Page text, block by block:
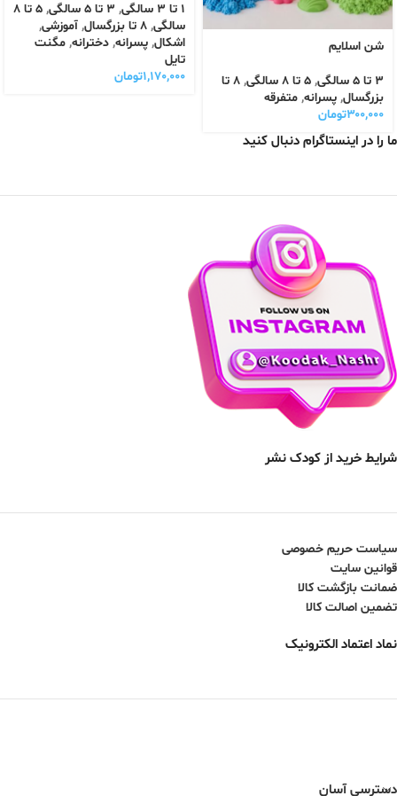
شن اسلایم
3 تا 5 سالگی , 5 تا 8 سالگی ,
8 تا
بزرگسال, پسرانه, متفرقه
۳۰۰,۰۰۰تومان
1 تا 3 سالگی , 3 تا 5 سالگی ,
5 تا 8
سالگی, 8 تا بزرگسال , آموزشی,
اشکال, پسرانه, دخترانه, مگنت
تایل
۱,۱۷۰,۰۰۰تومان
ما را در اینستاگرام دنبال کنید
شرایط خرید از کودک نشر
سیاست حریم خصوصی
قوانین سایت
ضمانت بازگشت کالا
تضمین اصالت کالا
نماد اعتماد الکترونیک
دسترسی آسان